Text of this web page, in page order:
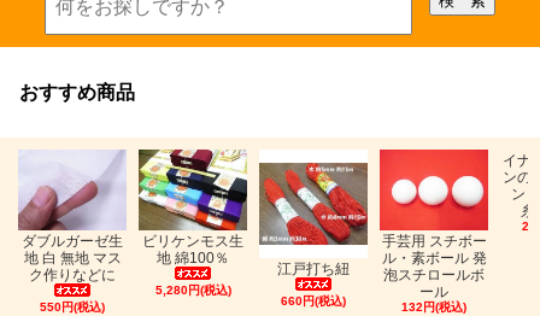
おすすめ商品
ダブルガーゼ生
地 白 無地 マス
ク作りなどに
550円(税込)
ビリケンモス生
地 綿100％
5,280円(税込)
江戸打ち紐
660円(税込)
手芸用 スチボー
ル・素ボール 発
泡スチロールボ
ール
132円(税込)
イナ
ンの
ン
糸